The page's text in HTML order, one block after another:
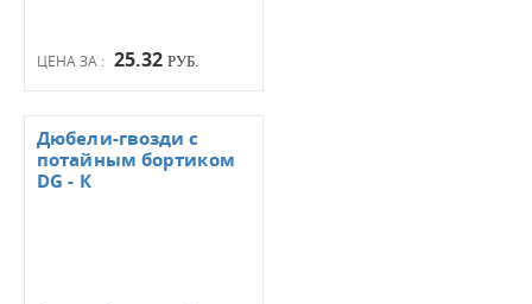
ЦЕНА ЗА : 25.32 РУБ.
Дюбели-гвозди с
потайным бортиком
DG - К